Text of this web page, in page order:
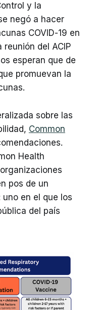
y la
negó a hacer
COVID-19 en
reunión del ACIP
esperan que de
promuevan la
sobre las
Common
Health
pos de un
en el que los
del país